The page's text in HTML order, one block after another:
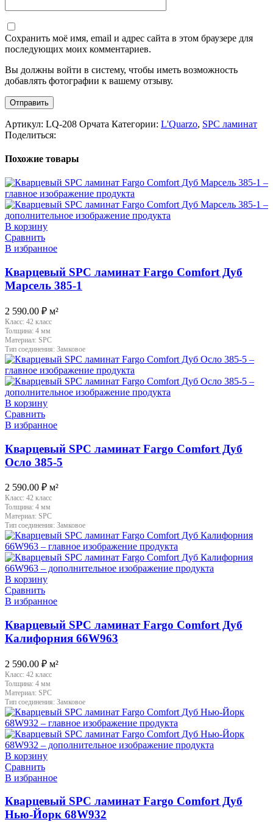
Сохранить моё имя, email и адрес сайта в этом браузере для
последующих моих комментариев.
Вы должны войти в систему, чтобы иметь возможность
добавлять фотографии к вашему отзыву.
Артикул: LQ-208 Орчата Категории: L'Quarzo, SPC ламинат
Поделиться:
Похожие товары
В корзину
Сравнить
В избранное
Кварцевый SPC ламинат Fargo Comfort Дуб
Марсель 385-1
2 590.00 ₽ м²
Класс: 42 класс
Толщина: 4 мм
Материал: SPC
Тип соединения: Замковое
В корзину
Сравнить
В избранное
Кварцевый SPC ламинат Fargo Comfort Дуб
Осло 385-5
2 590.00 ₽ м²
Класс: 42 класс
Толщина: 4 мм
Материал: SPC
Тип соединения: Замковое
В корзину
Сравнить
В избранное
Кварцевый SPC ламинат Fargo Comfort Дуб
Калифорния 66W963
2 590.00 ₽ м²
Класс: 42 класс
Толщина: 4 мм
Материал: SPC
Тип соединения: Замковое
В корзину
Сравнить
В избранное
Кварцевый SPC ламинат Fargo Comfort Дуб
Нью-Йорк 68W932